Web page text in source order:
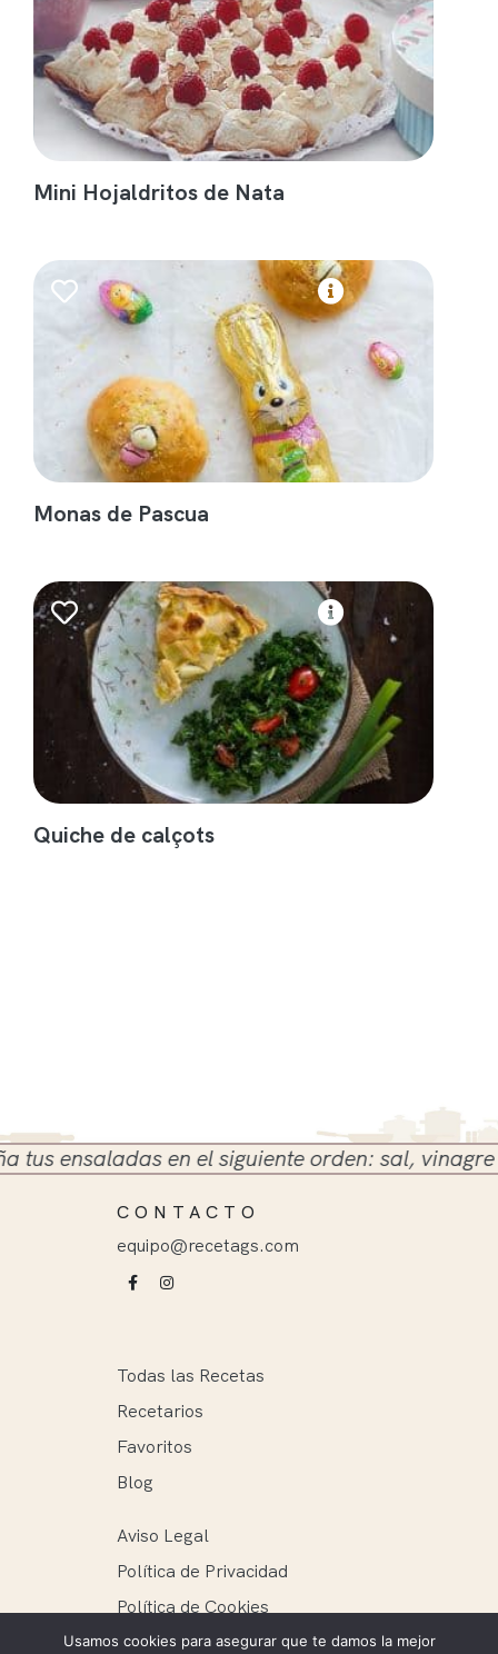
Mini Hojaldritos de Nata
Monas de Pascua
Quiche de calçots
en el siguiente orden: sal, vinagre y
CONTACTO
equipo@recetags.com
Todas las Recetas
Recetarios
Favoritos
Blog
Aviso Legal
Política de Privacidad
Política de Cookies
Usamos cookies para asegurar que te damos la mejor